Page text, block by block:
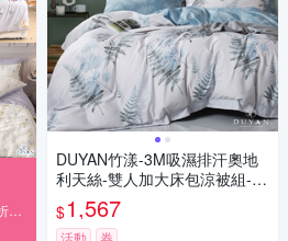
DUYAN竹漾-3M吸濕排汗奧地
利天絲-雙人加大床包涼被組-荷
塘月色 台灣製
$1,567